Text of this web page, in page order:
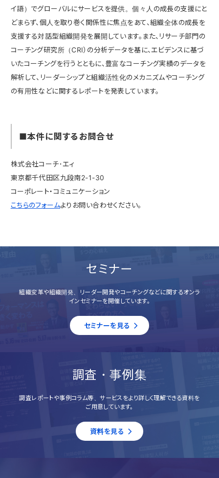
イ語）でグローバルにサービスを提供。個々人の成長の支援にと
どまらず、個人を取り巻く関係性に焦点をあて、組織全体の成長を
支援する対話型組織開発を展開しています。また、リサーチ部門の
コーチング研究所（CRI）の分析データを基に、エビデンスに基づ
いたコーチングを行うとともに、豊富なコーチング実績のデータを
解析して、リーダーシップと組織活性化のメカニズムやコーチング
の有用性などに関するレポートを発表しています。
■本件に関するお問合せ
株式会社コーチ･エィ
東京都千代田区九段南2-1-30
コーポレート・コミュニケーション
こちらのフォームよりお問い合わせください。
セミナー
組織変革や組織開発、リーダー開発やコーチングなどに関するオンラ
インセミナーを開催しています。
セミナーを見る
調査・事例集
調査レポートや事例コラム等、サービスをより詳しく理解できる資料を
ご用意しています。
資料を見る